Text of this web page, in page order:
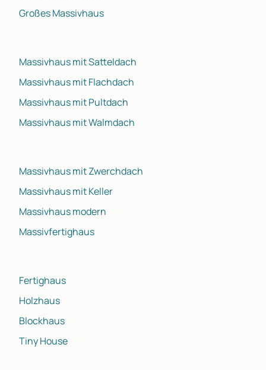
Großes Massivhaus
Massivhaus mit Satteldach
Massivhaus mit Flachdach
Massivhaus mit Pultdach
Massivhaus mit Walmdach
Massivhaus mit Zwerchdach
Massivhaus mit Keller
Massivhaus modern
Massivfertighaus
Fertighaus
Holzhaus
Blockhaus
Tiny House